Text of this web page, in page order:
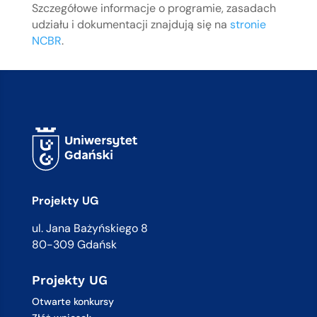
Szczegółowe informacje o programie, zasadach
udziału i dokumentacji znajdują się na stronie
NCBR.
Projekty UG
ul. Jana Bażyńskiego 8
80-309 Gdańsk
Projekty UG
Otwarte konkursy